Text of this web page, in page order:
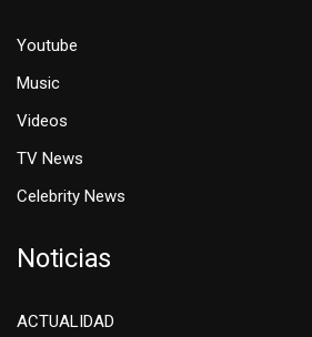
Youtube
Music
Videos
TV News
Celebrity News
Noticias
ACTUALIDAD